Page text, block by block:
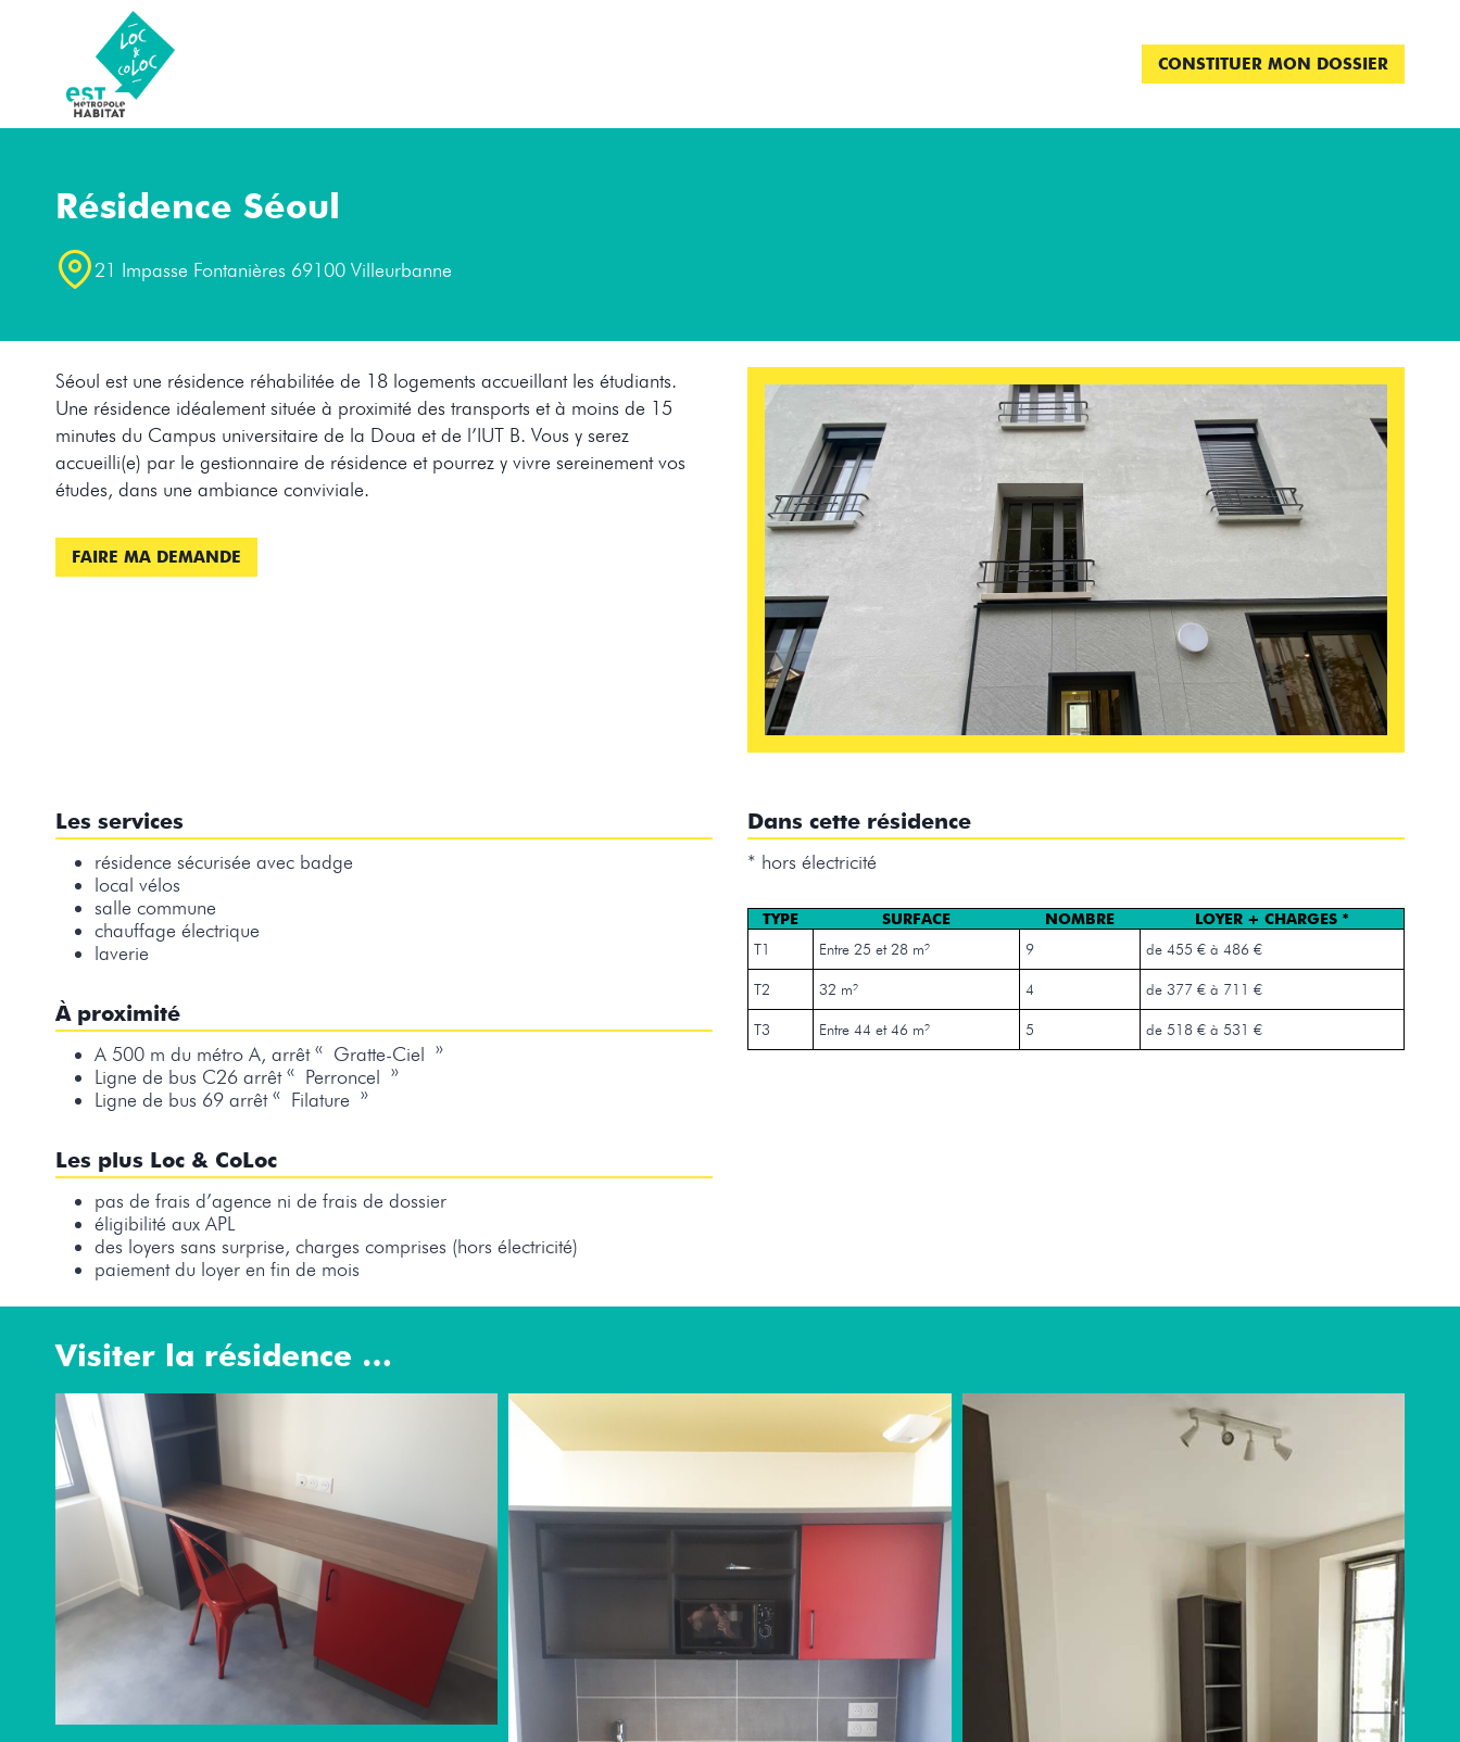
CONSTITUER MON DOSSIER
Résidence Séoul
21 Impasse Fontanières 69100 Villeurbanne
Séoul est une résidence réhabilitée de 18 logements accueillant les étudiants.
Une résidence idéalement située à proximité des transports et à moins de 15
minutes du Campus universitaire de la Doua et de l’IUT B. Vous y serez
accueilli(e) par le gestionnaire de résidence et pourrez y vivre sereinement vos
études, dans une ambiance conviviale.
FAIRE MA DEMANDE
Les services
résidence sécurisée avec badge
local vélos
salle commune
chauffage électrique
laverie
À proximité
A 500 m du métro A, arrêt « Gratte-Ciel »
Ligne de bus C26 arrêt « Perroncel »
Ligne de bus 69 arrêt « Filature »
Les plus Loc & CoLoc
pas de frais d’agence ni de frais de dossier
éligibilité aux APL
des loyers sans surprise, charges comprises (hors électricité)
paiement du loyer en fin de mois
Dans cette résidence
* hors électricité
TYPE SURFACE NOMBRE
LOYER + CHARGES *
T1
Entre 25 et 28 m² 9 de 455 € à 486 €
T2 32 m² 4 de 377 € à 711 €
T3 Entre 44 et 46 m² 5 de 518 € à 531 €
Visiter la résidence …